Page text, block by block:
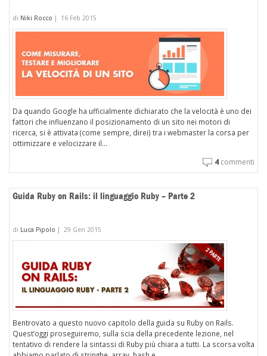
di Niki Rocco | 16 Feb 2015
Da quando Google ha ufficialmente dichiarato che la velocità è uno dei
fattori che influenzano il posizionamento di un sito nei motori di
ricerca, si è attivata (come sempre, direi) tra i webmaster la corsa per
ottimizzare e velocizzare il...
4 commenti
Guida Ruby on Rails: il linguaggio Ruby – Parte 2
di Luca Pipolo | 29 Gen 2015
Bentrovato a questo nuovo capitolo della guida su Ruby on Rails.
Quest’oggi proseguiremo, sulla scia della precedente lezione, nel
tentativo di rendere la sintassi di Ruby più chiara a tutti. La scorsa volta